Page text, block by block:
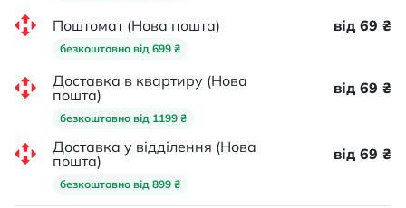
Поштомат (Нова пошта)
безкоштовно від 699 ₴
від 69 ₴
Доставка в квартиру (Нова
пошта)
безкоштовно від 1199 ₴
від 69 ₴
Доставка у відділення (Нова
пошта)
безкоштовно від 899 ₴
від 69 ₴